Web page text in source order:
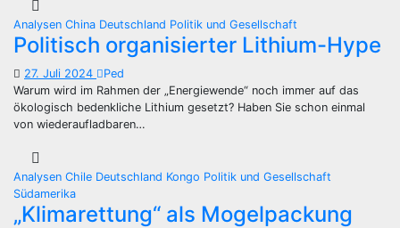
Analysen China Deutschland Politik und Gesellschaft
Politisch organisierter Lithium-Hype
27. Juli 2024
Ped
Warum wird im Rahmen der „Energiewende“ noch immer auf das
ökologisch bedenkliche Lithium gesetzt? Haben Sie schon einmal
von wiederaufladbaren…
Analysen Chile Deutschland Kongo Politik und Gesellschaft
Südamerika
„Klimarettung“ als Mogelpackung